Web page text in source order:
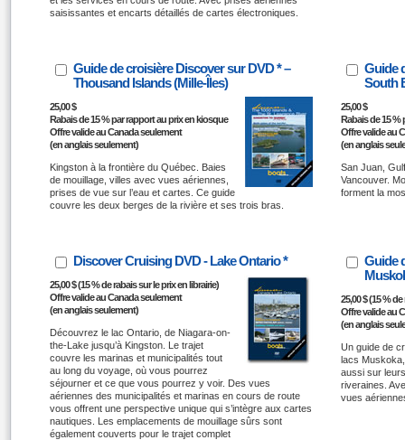
saisissantes et encarts détaillés de cartes électroniques.
Guide de croisière Discover sur DVD * –
Thousand Islands (Mille-Îles)
25,00 $
Rabais de 15 % par rapport au prix en kiosque
Offre valide au Canada seulement
(en anglais seulement)
Kingston à la frontière du Québec. Baies
de mouillage, villes avec vues aériennes,
prises de vue sur l’eau et cartes. Ce guide
couvre les deux berges de la rivière et ses trois bras.
Guide
South
25,00 $
Rabais de 15 %
Offre valide au
(en anglais
San Juan,
Vancouver.
forment la
Discover Cruising DVD - Lake Ontario *
25,00 $ (15 % de rabais sur le prix en librairie)
Offre valide au Canada seulement
(en anglais seulement)
Découvrez le lac Ontario, de Niagara-on-
the-Lake jusqu’à Kingston. Le trajet
couvre les marinas et municipalités tout
au long du voyage, où vous pourrez
séjourner et ce que vous pourrez y voir. Des vues
aériennes des municipalités et marinas en cours de route
vous offrent une perspective unique qui s’intègre aux cartes
nautiques. Les emplacements de mouillage sûrs sont
également couverts pour le trajet complet
Guide
25,00 $ (15 %
Offre valide au
(en anglais
Un guide de
lacs
aussi sur
riveraines.
vues